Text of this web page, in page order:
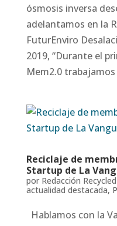
ósmosis inversa
adelantamos en la
FuturEnviro
2019, “Durante el
Mem2.0 trabajamos
Reciclaje de
Startup de La
por Redacción
actualidad destacada,
Hablamos con la